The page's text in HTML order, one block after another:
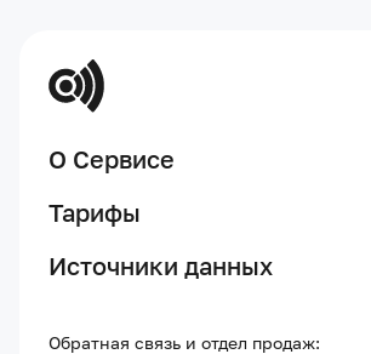
О Сервисе
Тарифы
Источники данных
Обратная связь и отдел продаж: